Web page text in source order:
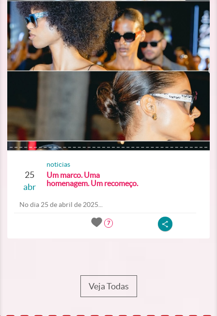
25
abr
noticias
Um marco. Uma
homenagem. Um recomeço.
No dia 25 de abril de 2025...
7
Veja Todas